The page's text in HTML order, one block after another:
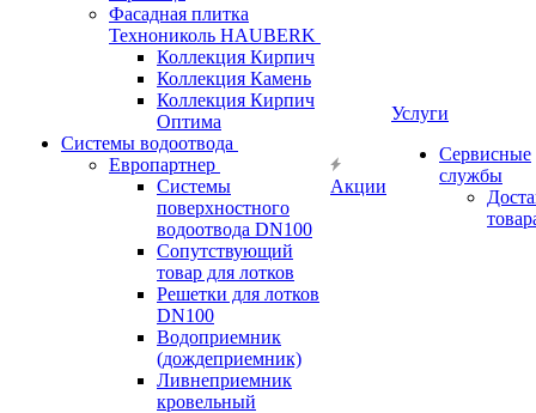
Фасадная плитка
Технониколь HAUBERK
Кол​лекция Кирпич
Кол​лекция Камень
Коллекция Кирпич
Оптима
Системы водоотвода
Европартнер
Системы
поверхностного
водоотвода DN100
Сопутствующий
товар для лотков
Решетки для лотков
DN100
Водоприемник
(дождеприемник)
Ливнеприемник
кровельный
Акции
Услуги
Сервисные
службы